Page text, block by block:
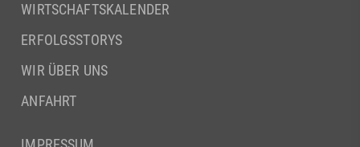
WIRTSCHAFTSKALENDER
ERFOLGSSTORYS
WIR ÜBER UNS
ANFAHRT